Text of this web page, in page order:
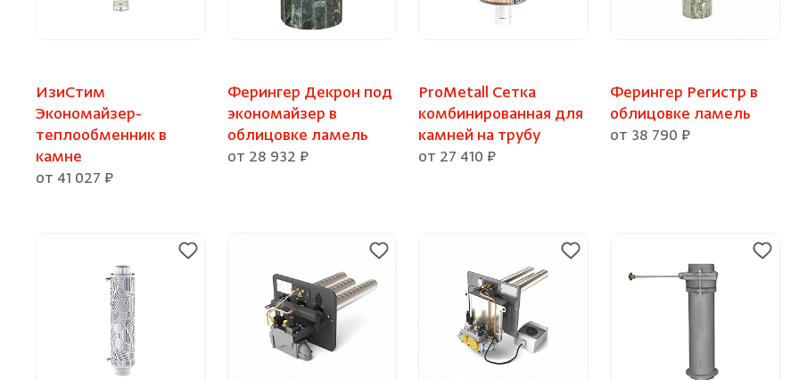
ИзиСтим
Экономайзер-
теплообменник в
камне
от 41 027 ₽
Ферингер Декрон под
экономайзер в
облицовке ламель
от 28 932 ₽
ProMetall Сетка
комбинированная для
камней на трубу
от 27 410 ₽
Ферингер Регистр в
облицовке ламель
от 38 790 ₽